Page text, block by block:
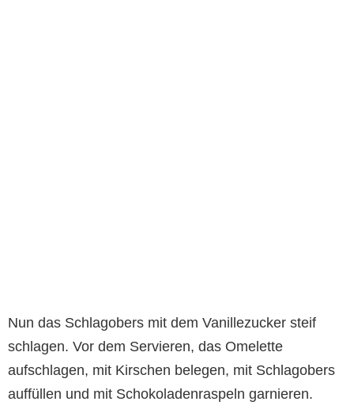
Nun das Schlagobers mit dem Vanillezucker steif
schlagen. Vor dem Servieren, das Omelette
aufschlagen, mit Kirschen belegen, mit Schlagobers
auffüllen und mit Schokoladenraspeln garnieren.